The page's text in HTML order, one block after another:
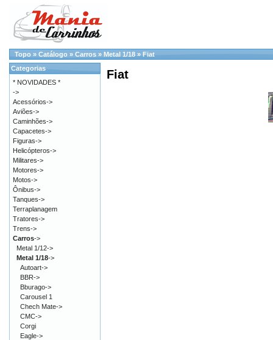
Topo » Catálogo » Carros » Metal 1/18 » Fiat
Fiat
Categorias
* NOVIDADES *
->
Acessórios->
Aviões->
Caminhões->
Capacetes->
Figuras->
Helicópteros->
Militares->
Motores->
Motos->
Ônibus->
Tanques->
Terraplanagem
Tratores->
Trens->
Carros->
Metal 1/12->
Metal 1/18->
Autoart->
BBR->
Bburago->
Carousel 1
Chech Mate->
CMC->
Corgi
Eagle->